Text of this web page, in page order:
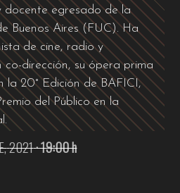
docente egresado de la
Buenos Aires (FUC). Ha
de cine, radio y
co-dirección, su ópera prima
la 20° Edición de BAFICI,
del Público en la
2021· 19:00 h